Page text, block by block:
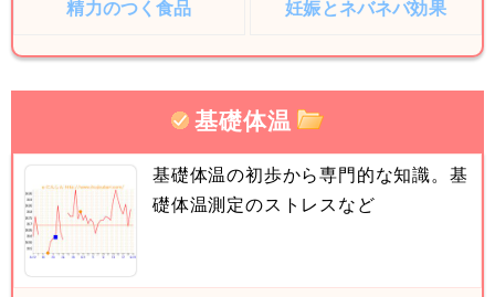
精力のつく食品 妊娠とネバネバ効果
基礎体温
基礎体温の初歩から専門的な知識。基
礎体温測定のストレスなど